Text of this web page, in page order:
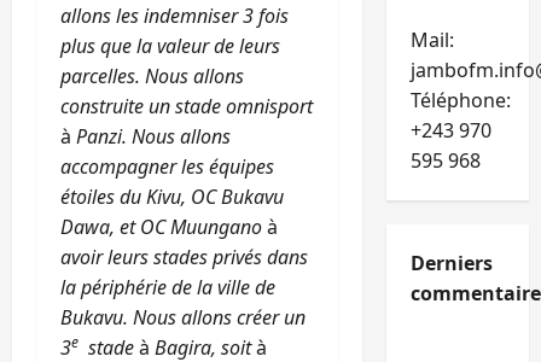
allons les indemniser 3 fois
plus que la valeur de leurs
parcelles. Nous allons
construite un stade omnisport
à Panzi. Nous allons
accompagner les équipes
étoiles du Kivu, OC Bukavu
Dawa, et OC Muunganoà
avoir leurs stades privés dans
la périphérie de la ville de
Bukavu. Nous allons créer un
3e stadeà Bagira, soità
Mail:
Téléphone:
+243 970
595 968
Derniers